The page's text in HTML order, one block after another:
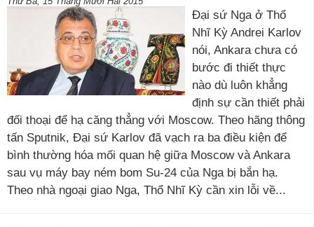
Đại sứ Nga ở Thổ
Nhĩ Kỳ Andrei Karlov
nói, Ankara chưa có
bước đi thiết thực
nào dù luôn khẳng
định sự cần thiết phải
đối thoại để hạ căng thẳng với Moscow. Theo hãng thông
tấn Sputnik, Đại sứ Karlov đã vạch ra ba điều kiện để
bình thường hóa mối quan hệ giữa Moscow và Ankara
sau vụ máy bay ném bom Su-24 của Nga bị bắn hạ.
Theo nhà ngoại giao Nga, Thổ Nhĩ Kỳ cần xin lỗi về...